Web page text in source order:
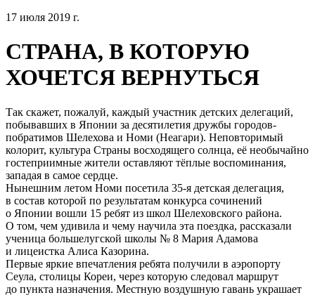
17 июля 2019 г.
СТРАНА, В КОТОРУЮ
ХОЧЕТСЯ ВЕРНУТЬСЯ
Так скажет, пожалуй, каждый участник детских делегаций,
побывавших в Японии за десятилетия дружбы городов-
побратимов Шелехова и Номи (Неагари). Неповторимый
колорит, культура Страны восходящего солнца, её необычайно
гостеприимные жители оставляют тёплые воспоминания,
западая в самое сердце.
Нынешним летом Номи посетила 35-я детская делегация,
в состав которой по результатам конкурса сочинений
о Японии вошли 15 ребят из школ Шелеховского района.
О том, чем удивила и чему научила эта поездка, рассказали
ученица большелугской школы № 8 Мария Адамова
и лицеистка Алиса Казорина.
Первые яркие впечатления ребята получили в аэропорту
Сеула, столицы Кореи, через которую следовал маршрут
до пункта назначения. Местную воздушную гавань украшает